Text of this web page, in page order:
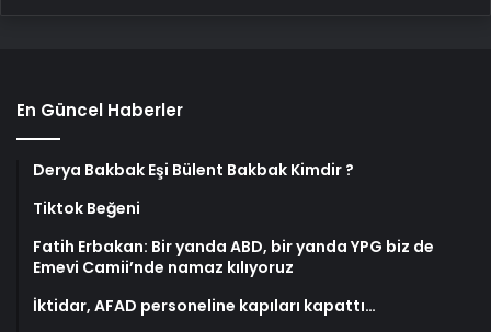
En Güncel Haberler
Derya Bakbak Eşi Bülent Bakbak Kimdir ?
Tiktok Beğeni
Fatih Erbakan: Bir yanda ABD, bir yanda YPG biz de
Emevi Camii’nde namaz kılıyoruz
İktidar, AFAD personeline kapıları kapattı…